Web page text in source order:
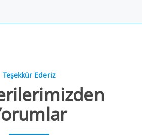
Teşekkür Ederiz